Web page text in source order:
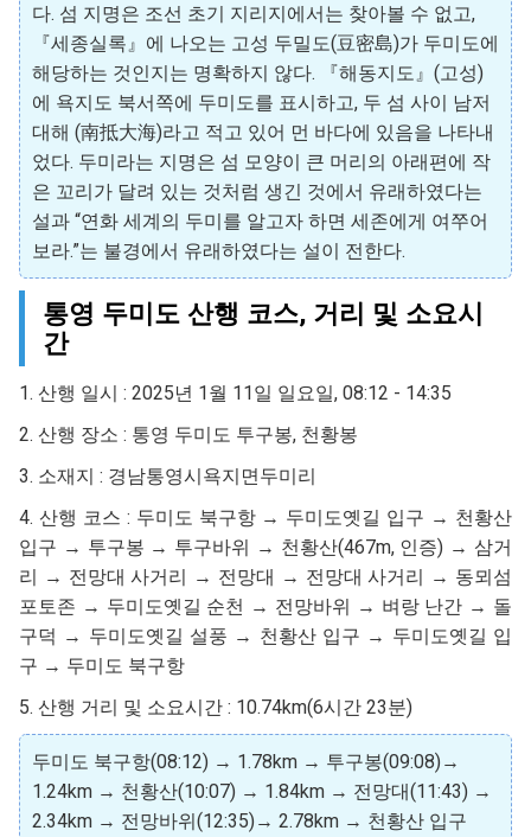
다. 섬 지명은 조선 초기 지리지에서는 찾아볼 수 없고,
『세종실록』에 나오는 고성 두밀도(豆密島)가 두미도에
해당하는 것인지는 명확하지 않다. 『해동지도』(고성)
에 욕지도 북서쪽에 두미도를 표시하고, 두 섬 사이 남저
대해 (南抵大海)라고 적고 있어 먼 바다에 있음을 나타내
었다. 두미라는 지명은 섬 모양이 큰 머리의 아래편에 작
은 꼬리가 달려 있는 것처럼 생긴 것에서 유래하였다는
설과 “연화 세계의 두미를 알고자 하면 세존에게 여쭈어
보라.”는 불경에서 유래하였다는 설이 전한다.
통영 두미도 산행 코스, 거리 및 소요시
간
1. 산행 일시 : 2025년 1월 11일 일요일, 08:12 - 14:35
2. 산행 장소 : 통영 두미도 투구봉, 천황봉
3. 소재지 : 경남통영시욕지면두미리
4. 산행 코스 : 두미도 북구항 → 두미도옛길 입구 → 천황산
입구 → 투구봉 → 투구바위 → 천황산(467m, 인증) → 삼거
리 → 전망대 사거리 → 전망대 → 전망대 사거리 → 동뫼섬
포토존 → 두미도옛길 순천 → 전망바위 → 벼랑 난간 → 돌
구덕 → 두미도옛길 설풍 → 천황산 입구 → 두미도옛길 입
구 → 두미도 북구항
5. 산행 거리 및 소요시간 : 10.74km(6시간 23분)
두미도 북구항(08:12) → 1.78km → 투구봉(09:08)→
1.24km → 천황산(10:07) → 1.84km → 전망대(11:43) →
2.34km → 전망바위(12:35)→ 2.78km → 천황산 입구